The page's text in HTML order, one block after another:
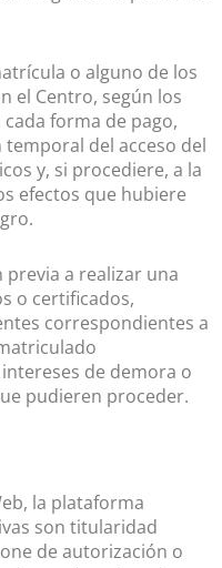
o alguno de los
el Centro, según los
forma de pago,
del acceso del
y, si procediere, a la
efectos que hubiere
previa a realizar una
o certificados,
correspondientes a
de demora o
pudieren proceder.
la plataforma
son titularidad
de autorización o